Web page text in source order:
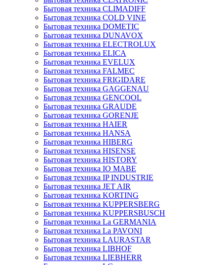
Бытовая техника CLIMADIFF
Бытовая техника COLD VINE
Бытовая техника DOMETIC
Бытовая техника DUNAVOX
Бытовая техника ELECTROLUX
Бытовая техника ELICA
Бытовая техника EVELUX
Бытовая техника FALMEC
Бытовая техника FRIGIDARE
Бытовая техника GAGGENAU
Бытовая техника GENCOOL
Бытовая техника GRAUDE
Бытовая техника GORENJE
Бытовая техника HAIER
Бытовая техника HANSA
Бытовая техника HIBERG
Бытовая техника HISENSE
Бытовая техника HISTORY
Бытовая техника IO MABE
Бытовая техника IP INDUSTRIE
Бытовая техника JET AIR
Бытовая техника KORTING
Бытовая техника KUPPERSBERG
Бытовая техника KUPPERSBUSCH
Бытовая техника La GERMANIA
Бытовая техника La PAVONI
Бытовая техника LAURASTAR
Бытовая техника LIBHOF
Бытовая техника LIEBHERR